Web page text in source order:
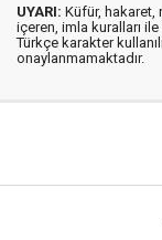
UYARI: Küfür, hakaret,
içeren, imla kuralları ile
Türkçe karakter
onaylanmamaktadır.